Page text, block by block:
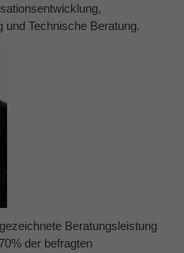
und Technische Beratung.
Beratungsleistung
der befragten